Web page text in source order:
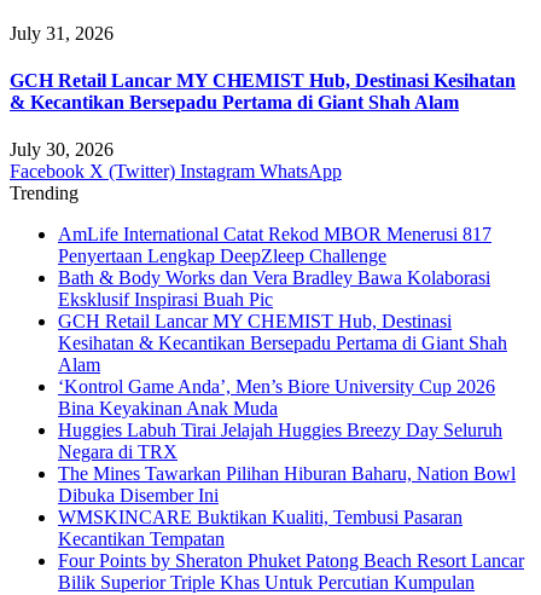
July 31, 2026
GCH Retail Lancar MY CHEMIST Hub, Destinasi Kesihatan
& Kecantikan Bersepadu Pertama di Giant Shah Alam
July 30, 2026
Facebook X (Twitter) Instagram WhatsApp
Trending
AmLife International Catat Rekod MBOR Menerusi 817
Penyertaan Lengkap DeepZleep Challenge
Bath & Body Works dan Vera Bradley Bawa Kolaborasi
Eksklusif Inspirasi Buah Pic
GCH Retail Lancar MY CHEMIST Hub, Destinasi
Kesihatan & Kecantikan Bersepadu Pertama di Giant Shah
Alam
‘Kontrol Game Anda’, Men’s Biore University Cup 2026
Bina Keyakinan Anak Muda
Huggies Labuh Tirai Jelajah Huggies Breezy Day Seluruh
Negara di TRX
The Mines Tawarkan Pilihan Hiburan Baharu, Nation Bowl
Dibuka Disember Ini
WMSKINCARE Buktikan Kualiti, Tembusi Pasaran
Kecantikan Tempatan
Four Points by Sheraton Phuket Patong Beach Resort Lancar
Bilik Superior Triple Khas Untuk Percutian Kumpulan